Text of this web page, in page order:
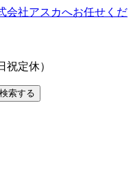
祝定休）